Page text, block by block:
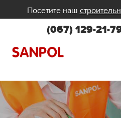
Посетите наш
(067) 129-21-